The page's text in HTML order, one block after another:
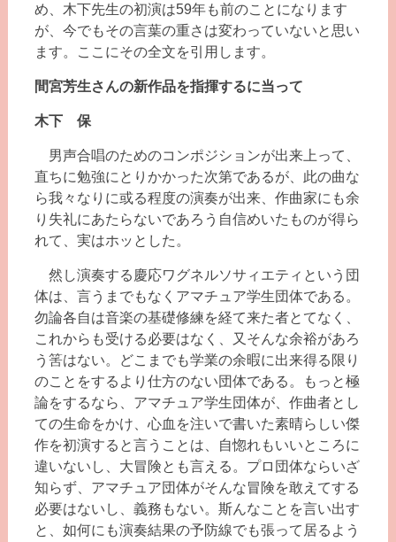
め、木下先生の初演は59年も前のことになります
が、今でもその言葉の重さは変わっていないと思い
ます。ここにその全文を引用します。
間宮芳生さんの新作品を指揮するに当って
木下 保
男声合唱のためのコンポジションが出来上って、
直ちに勉強にとりかかった次第であるが、此の曲な
ら我々なりに或る程度の演奏が出来、作曲家にも余
り失礼にあたらないであろう自信めいたものが得ら
れて、実はホッとした。
然し演奏する慶応ワグネルソサィエティという団
体は、言うまでもなくアマチュア学生団体である。
勿論各自は音楽の基礎修練を経て来た者とてなく、
これからも受ける必要はなく、又そんな余裕があろ
う筈はない。どこまでも学業の余暇に出来得る限り
のことをするより仕方のない団体である。もっと極
論をするなら、アマチュア学生団体が、作曲者とし
ての生命をかけ、心血を注いで書いた素晴らしい傑
作を初演すると言うことは、自惚れもいいところに
違いないし、大冒険とも言える。プロ団体ならいざ
知らず、アマチュア団体がそんな冒険を敢えてする
必要はないし、義務もない。斯んなことを言い出す
と、如何にも演奏結果の予防線でも張って居るよう